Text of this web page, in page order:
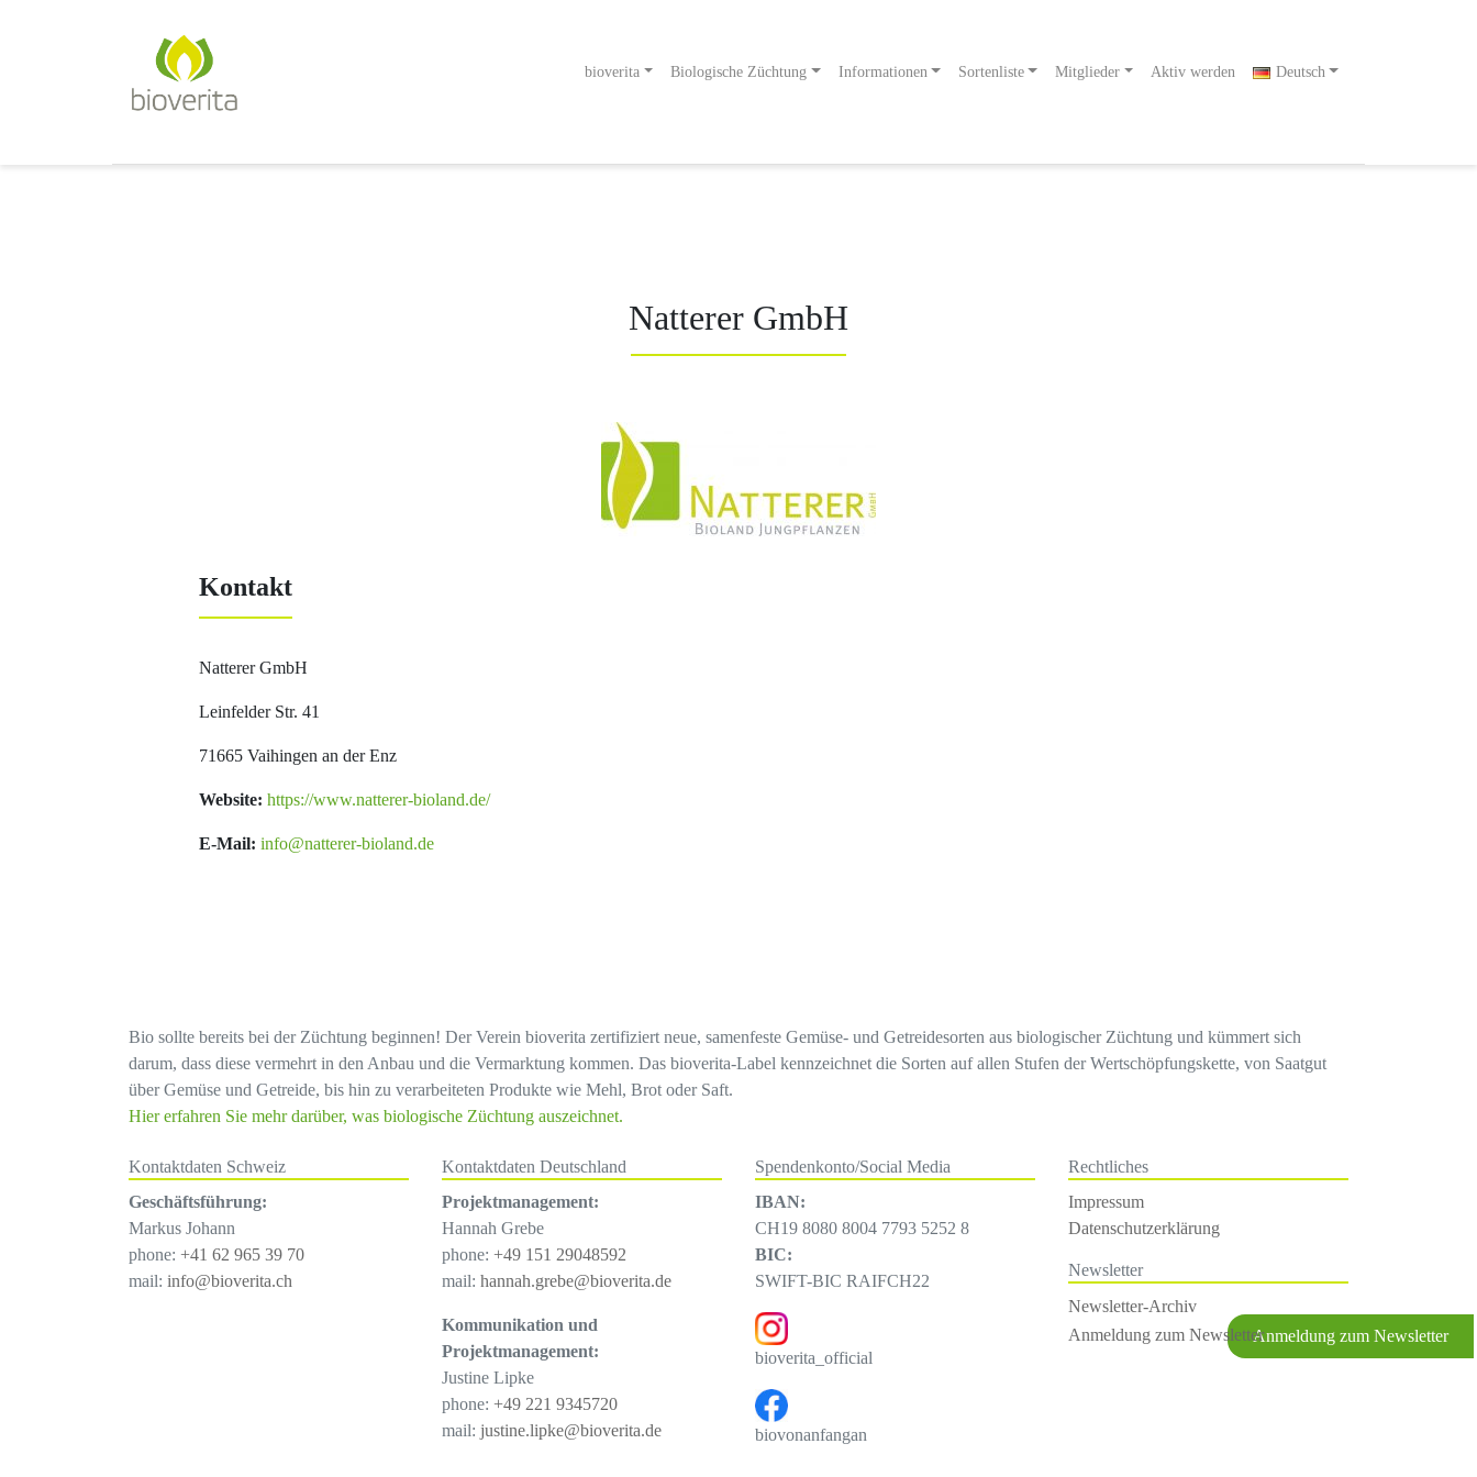
bioverita Biologische Züchtung Informationen Sortenliste Mitglieder Aktiv werden Deutsch
Natterer GmbH
Kontakt
Natterer GmbH
Leinfelder Str. 41
71665 Vaihingen an der Enz
Website: https://www.natterer-bioland.de/
E-Mail: info@natterer-bioland.de
Anmeldung zum Newsletter
Bio sollte bereits bei der Züchtung beginnen! Der Verein bioverita zertifiziert neue, samenfeste Gemüse- und Getreidesorten aus biologischer Züchtung und kümmert sich
darum, dass diese vermehrt in den Anbau und die Vermarktung kommen. Das bioverita-Label kennzeichnet die Sorten auf allen Stufen der Wertschöpfungskette, von Saatgut
über Gemüse und Getreide, bis hin zu verarbeiteten Produkte wie Mehl, Brot oder Saft.
Hier erfahren Sie mehr darüber, was biologische Züchtung auszeichnet.
Kontaktdaten Schweiz
Geschäftsführung:
Markus Johann
phone: +41 62 965 39 70
mail: info@bioverita.ch
Kontaktdaten Deutschland
Projektmanagement:
Hannah Grebe
phone: +49 151 29048592
mail: hannah.grebe@bioverita.de
Kommunikation und
Projektmanagement:
Justine Lipke
phone: +49 221 9345720
mail: justine.lipke@bioverita.de
Spendenkonto/Social Media
IBAN:
CH19 8080 8004 7793 5252 8
BIC:
SWIFT-BIC RAIFCH22
bioverita_official
biovonanfangan
Rechtliches
Impressum
Datenschutzerklärung
Newsletter
Newsletter-Archiv
Anmeldung zum Newsletter